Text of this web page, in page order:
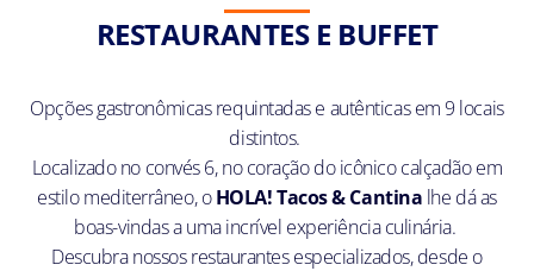
RESTAURANTES E BUFFET
Opções gastronômicas requintadas e autênticas em 9 locais
distintos.
Localizado no convés 6, no coração do icônico calçadão em
estilo mediterrâneo, oHOLA! Tacos & Cantina lhe dá as
boas-vindas a uma incrível experiência culinária.
Descubra nossos restaurantes especializados, desde o